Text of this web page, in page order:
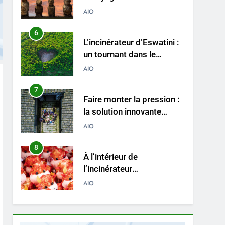
plus propre et plus vert
AIO
6
L’incinérateur d’Eswatini :
un tournant dans le
traitement des déchets
AIO
7
Faire monter la pression :
la solution innovante
d’Eswatini pour la gestion
AIO
8
À l’intérieur de
l’incinérateur
révolutionnaire
change la donne en
matière d’élimination des
AIO
1
Des déchets à l’énergie :